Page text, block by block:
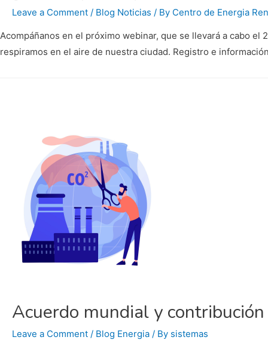
Leave a Comment / Blog Noticias / By Centro de Energia
Acompáñanos en el próximo webinar, que se llevará a cabo
respiramos en el aire de nuestra ciudad. Registro e
Acuerdo mundial y
Leave a Comment / Blog Energia / By sistemas